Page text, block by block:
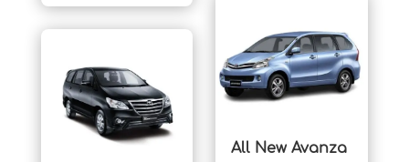
All New Avanza